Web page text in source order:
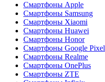
Смартфоны Apple
Смартфоны Samsung
Смартфоны Xiaomi
Смартфоны Huawei
Смартфоны Honor
Смартфоны Google Pixel
Смартфоны Realme
Смартфоны OnePlus
Смартфоны ZTE